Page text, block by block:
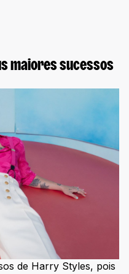
maiores sucessos
de Harry Styles, pois